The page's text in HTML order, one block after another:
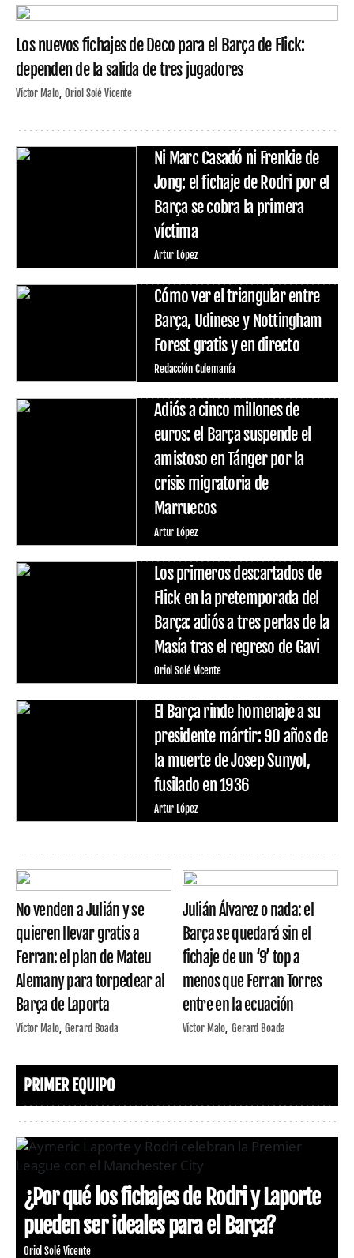
Los nuevos fichajes de Deco para el Barça de Flick:
dependen de la salida de tres jugadores
Víctor Malo Oriol Solé Vicente
Ni Marc Casadó ni Frenkie de
Jong: el fichaje de Rodri por el
Barça se cobra la primera
víctima
Artur López
Cómo ver el triangular entre
Barça, Udinese y Nottingham
Forest gratis y en directo
Redacción Culemanía
Adiós a cinco millones de
euros: el Barça suspende el
amistoso en Tánger por la
crisis migratoria de
Marruecos
Artur López
Los primeros descartados de
Flick en la pretemporada del
Barça: adiós a tres perlas de la
Masía tras el regreso de Gavi
Oriol Solé Vicente
El Barça rinde homenaje a su
presidente mártir: 90 años de
la muerte de Josep Sunyol,
fusilado en 1936
Artur López
No venden a Julián y se
quieren llevar gratis a
Ferran: el plan de Mateu
Alemany para torpedear al
Barça de Laporta
Víctor Malo Gerard Boada
Julián Álvarez o nada: el
Barça se quedará sin el
fichaje de un ‘9’ top a
menos que Ferran Torres
entre en la ecuación
Víctor Malo Gerard Boada
PRIMER EQUIPO
¿Por qué los fichajes de Rodri y Laporte
pueden ser ideales para el Barça?
Oriol Solé Vicente